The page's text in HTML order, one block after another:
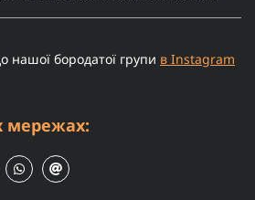
нашої бородатої групи в Instagram
мережах: